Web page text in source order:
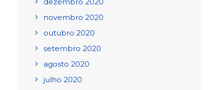
dezembro 2020
novembro 2020
outubro 2020
setembro 2020
agosto 2020
julho 2020